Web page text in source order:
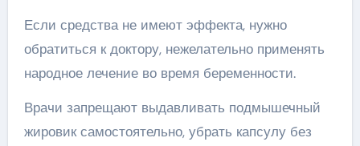
Если средства не имеют эффекта, нужно
обратиться к доктору, нежелательно применять
народное лечение во время беременности.
Врачи запрещают выдавливать подмышечный
жировик самостоятельно, убрать капсулу без